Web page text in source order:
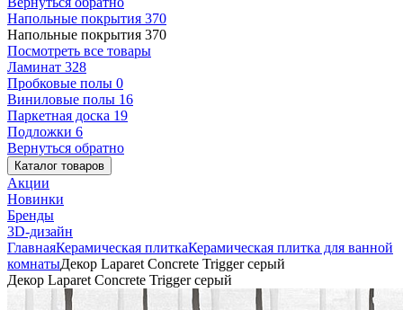
Напольные покрытия 370
Напольные покрытия 370
Посмотреть все товары
Ламинат 328
Пробковые полы 0
Виниловые полы 16
Паркетная доска 19
Подложки 6
Вернуться обратно
Каталог товаров
Акции
Новинки
Бренды
3D-дизайн
ГлавнаяКерамическая плиткаКерамическая плитка для ванной
комнатыДекор Laparet Concrete Trigger серый
Декор Laparet Concrete Trigger серый